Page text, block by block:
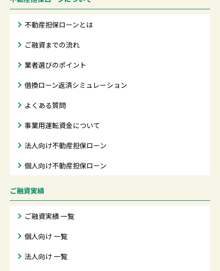
不動産担保ローンとは
ご融資までの流れ
業者選びのポイント
借換ローン返済シミュレーション
よくある質問
事業用運転資金について
法人向け不動産担保ローン
個人向け不動産担保ローン
ご融資実績
ご融資実績 一覧
個人向け 一覧
法人向け 一覧